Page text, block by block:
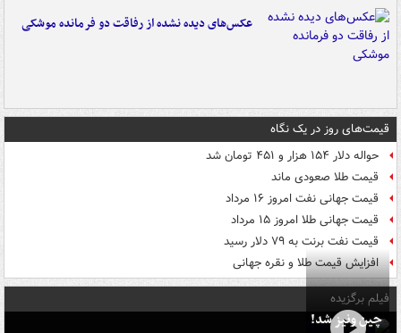
عکس‌های دیده نشده از رفاقت دو فرمانده‌ موشکی
قیمت‌های روز در یک نگاه
حواله دلار ۱۵۴ هزار و ۴۵۱ تومان شد
قیمت طلا صعودی ماند
قیمت جهانی نفت امروز ۱۶ مرداد
قیمت جهانی طلا امروز ۱۵ مرداد
قیمت نفت برنت به ۷۹ دلار رسید
افزایش قیمت طلا و نقره جهانی
فیلم برگزیده
چین ونیز شد!